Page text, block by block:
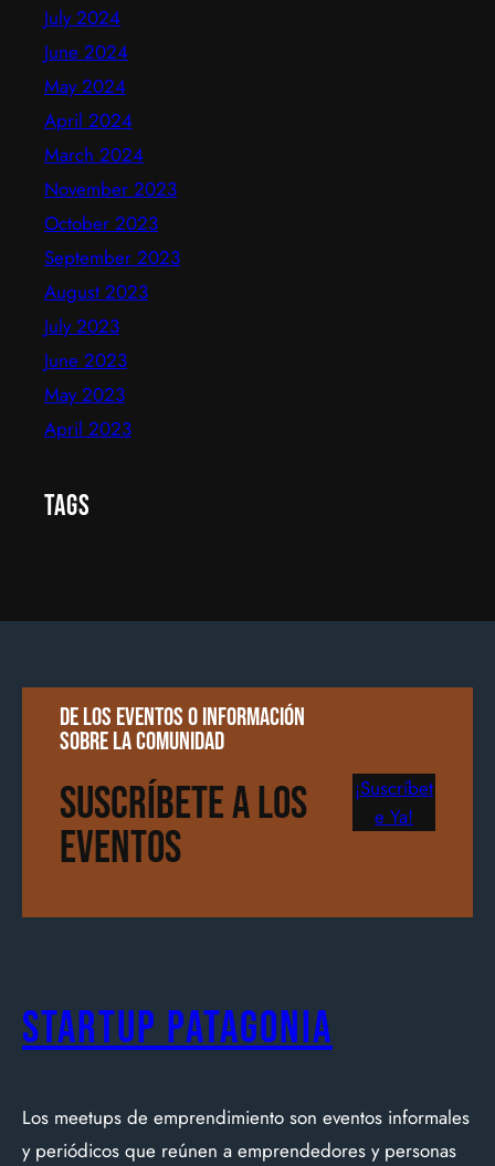
July 2024
June 2024
May 2024
April 2024
March 2024
November 2023
October 2023
September 2023
August 2023
July 2023
June 2023
May 2023
April 2023
Tags
De los eventos o información
sobre la comunidad
Suscríbete a los
Eventos
¡Suscríbet
e Ya!
Startup Patagonia
Los meetups de emprendimiento son eventos informales
y periódicos que reúnen a emprendedores y personas